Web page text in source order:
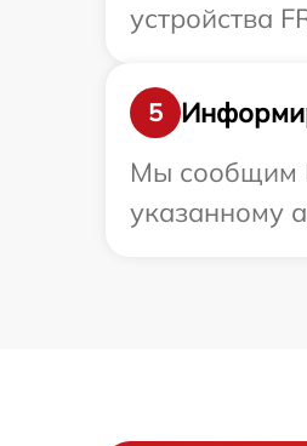
устройства
5
Мы сообщим
указанному